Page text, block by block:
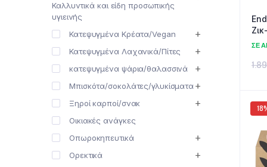
ΣΕ
Καλλυντικά και είδη προσωπικής
υγιεινής
Κατεψυγμένα Κρέατα/Vegan
Κατεψυγμένα Λαχανικά/Πίτες
κατεψυγμένα ψάρια/θαλασσινά
Μπισκότα/σοκολάτες/γλυκίσματα
Ξηροί καρποί/σνακ
Οικιακές ανάγκες
Οπωροκηπευτικά
Ορεκτικά